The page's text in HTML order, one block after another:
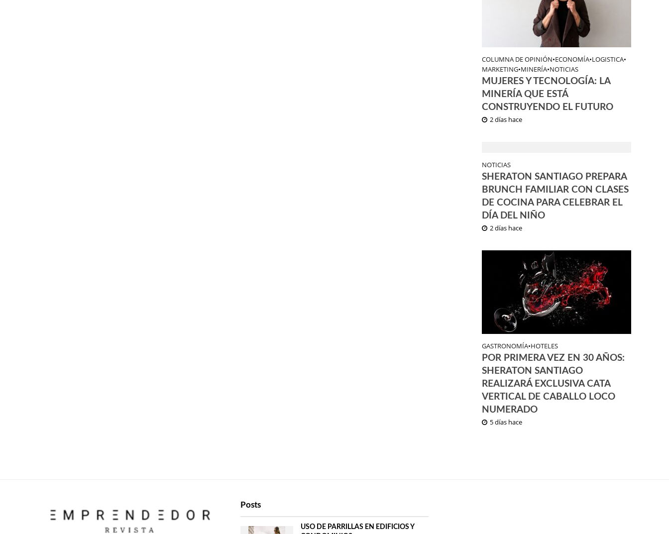
COLUMNA DE OPINIÓN•ECONOMÍA•LOGISTICA•
MARKETING•MINERÍA•NOTICIAS
MUJERES Y TECNOLOGÍA: LA
MINERÍA QUE ESTÁ
CONSTRUYENDO EL FUTURO
2 días hace
NOTICIAS
SHERATON SANTIAGO PREPARA
BRUNCH FAMILIAR CON CLASES
DE COCINA PARA CELEBRAR EL
DÍA DEL NIÑO
2 días hace
GASTRONOMÍA•HOTELES
POR PRIMERA VEZ EN 30 AÑOS:
SHERATON SANTIAGO
REALIZARÁ EXCLUSIVA CATA
VERTICAL DE CABALLO LOCO
NUMERADO
5 días hace
Posts
USO DE PARRILLAS EN EDIFICIOS Y